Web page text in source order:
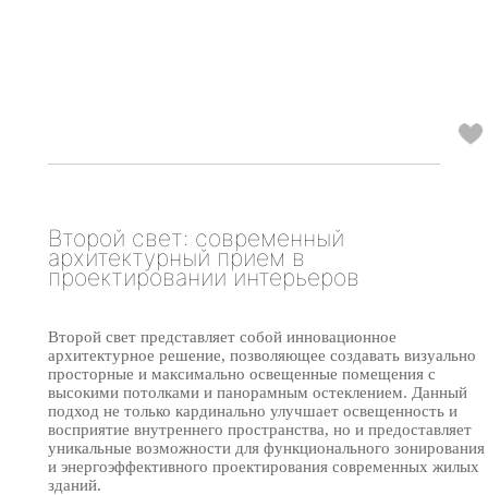
Второй свет: современный
архитектурный прием в
проектировании интерьеров
Второй свет представляет собой инновационное
архитектурное решение, позволяющее создавать визуально
просторные и максимально освещенные помещения с
высокими потолками и панорамным остеклением. Данный
подход не только кардинально улучшает освещенность и
восприятие внутреннего пространства, но и предоставляет
уникальные возможности для функционального зонирования
и энергоэффективного проектирования современных жилых
зданий.